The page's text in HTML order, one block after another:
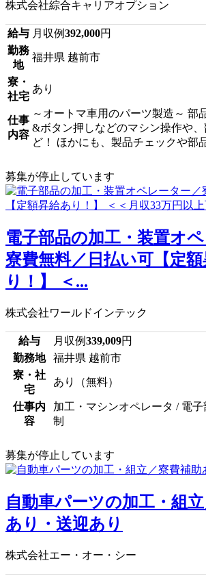
株式会社綜合キャリアオプション
給与 月収例392,000円
勤務
地
福井県 越前市
寮・
社宅
あり
仕事
内容
～オートマ車用のパーツ製造～ 部
&ボタン押しなどのマシン操作や
ど！ ほかにも、製品チェックや部
募集が停止しています
電子部品の加工・装置オ
寮費無料／日払い可【定額
り！】 ＜...
株式会社ワールドインテック
給与 月収例339,009円
勤務地
福井県 越前市
寮・社
宅
あり（無料）
仕事内
容
加工・マシンオペレータ / 電
制
募集が停止しています
自動車パーツの加工・組
あり・送迎あり
株式会社エー・オー・シー